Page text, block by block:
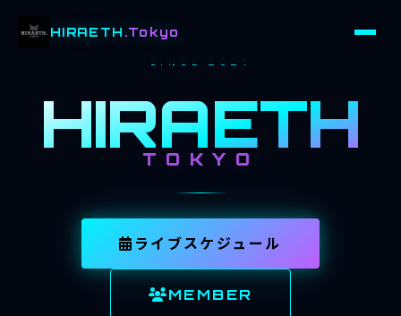
HIRAETH .Tokyo
SINCE 2021
HIRAETH
TOKYO
ライブスケジュール
MEMBER